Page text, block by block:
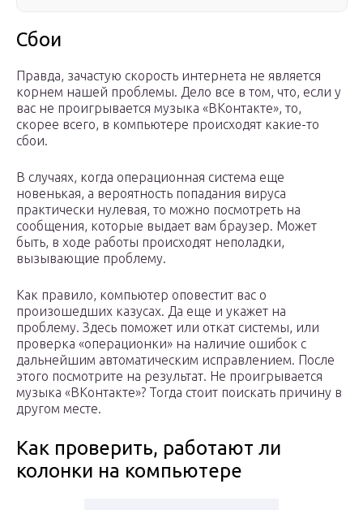
Сбои
Правда, зачастую скорость интернета не является
корнем нашей проблемы. Дело все в том, что, если у
вас не проигрывается музыка «ВКонтакте», то,
скорее всего, в компьютере происходят какие-то
сбои.
В случаях, когда операционная система еще
новенькая, а вероятность попадания вируса
практически нулевая, то можно посмотреть на
сообщения, которые выдает вам браузер. Может
быть, в ходе работы происходят неполадки,
вызывающие проблему.
Как правило, компьютер оповестит вас о
произошедших казусах. Да еще и укажет на
проблему. Здесь поможет или откат системы, или
проверка «операционки» на наличие ошибок с
дальнейшим автоматическим исправлением. После
этого посмотрите на результат. Не проигрывается
музыка «ВКонтакте»? Тогда стоит поискать причину в
другом месте.
Как проверить, работают ли
колонки на компьютере